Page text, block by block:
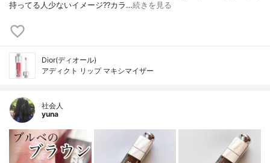
持ってる人少ないイメージ??カラ…続きを見る
Dior(ディオール)
アディクト リップ マキシマイザー
社会人
yuna